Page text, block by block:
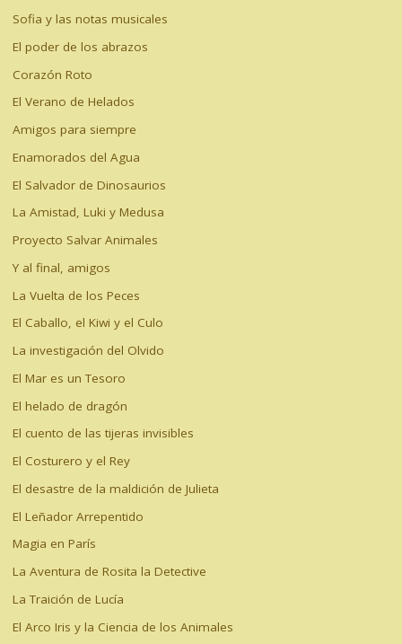
Sofia y las notas musicales
El poder de los abrazos
Corazón Roto
El Verano de Helados
Amigos para siempre
Enamorados del Agua
El Salvador de Dinosaurios
La Amistad, Luki y Medusa
Proyecto Salvar Animales
Y al final, amigos
La Vuelta de los Peces
El Caballo, el Kiwi y el Culo
La investigación del Olvido
El Mar es un Tesoro
El helado de dragón
El cuento de las tijeras invisibles
El Costurero y el Rey
El desastre de la maldición de Julieta
El Leñador Arrepentido
Magia en París
La Aventura de Rosita la Detective
La Traición de Lucía
El Arco Iris y la Ciencia de los Animales